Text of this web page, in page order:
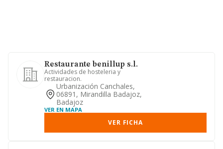
Restaurante benillup s.l.
Actividades de hosteleria y
restauracion.
Urbanización Canchales,
06891, Mirandilla Badajoz,
Badajoz
VER EN MAPA
VER FICHA